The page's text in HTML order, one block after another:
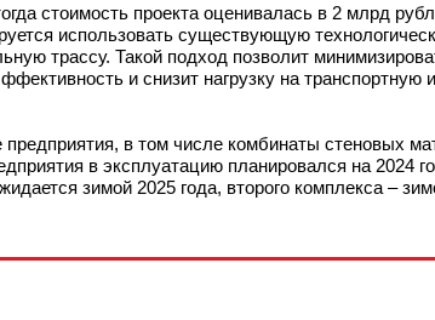
стоимость проекта оценивалась в 2 млрд
использовать существующую
трассу. Такой подход позволит
и снизит нагрузку на транспортную
в том числе комбинаты стеновых
в эксплуатацию планировался на 2024
зимой 2025 года, второго комплекса –